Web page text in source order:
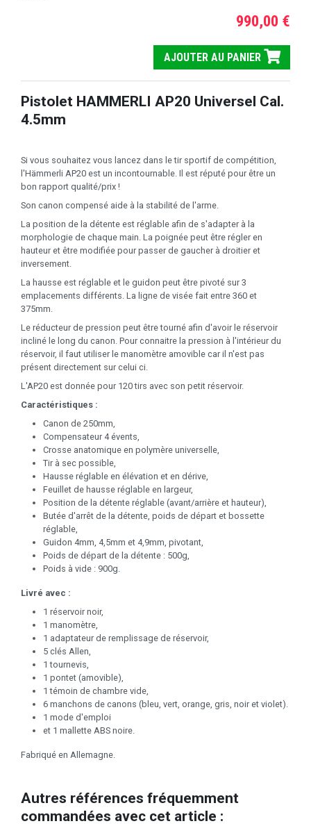
990,00 €
AJOUTER AU PANIER
Pistolet HAMMERLI AP20 Universel Cal.
4.5mm
Si vous souhaitez vous lancez dans le tir sportif de compétition,
l'Hämmerli AP20 est un incontournable. Il est réputé pour être un
bon rapport qualité/prix !
Son canon compensé aide à la stabilité de l'arme.
La position de la détente est réglable afin de s'adapter à la
morphologie de chaque main. La poignée peut être régler en
hauteur et être modifiée pour passer de gaucher à droitier et
inversement.
La hausse est réglable et le guidon peut être pivoté sur 3
emplacements différents. La ligne de visée fait entre 360 et
375mm.
Le réducteur de pression peut être tourné afin d'avoir le réservoir
incliné le long du canon. Pour connaitre la pression à l'intérieur du
réservoir, il faut utiliser le manomètre amovible car il n'est pas
présent directement sur celui ci.
L'AP20 est donnée pour 120 tirs avec son petit réservoir.
Caractéristiques :
Canon de 250mm,
Compensateur 4 évents,
Crosse anatomique en polymère universelle,
Tir à sec possible,
Hausse réglable en élévation et en dérive,
Feuillet de hausse réglable en largeur,
Position de la détente réglable (avant/arrière et hauteur),
Butée d'arrêt de la détente, poids de départ et bossette
réglable,
Guidon 4mm, 4,5mm et 4,9mm, pivotant,
Poids de départ de la détente : 500g,
Poids à vide : 900g.
Livré avec :
1 réservoir noir,
1 manomètre,
1 adaptateur de remplissage de réservoir,
5 clés Allen,
1 tournevis,
1 pontet (amovible),
1 témoin de chambre vide,
6 manchons de canons (bleu, vert, orange, gris, noir et violet).
1 mode d'emploi
et 1 mallette ABS noire.
Fabriqué en Allemagne.
Autres références fréquemment
commandées avec cet article :